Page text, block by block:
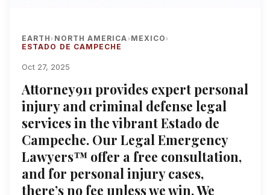
EARTH› NORTH AMERICA› MEXICO›
ESTADO DE CAMPECHE
Oct 27, 2025
Attorney911 provides expert personal
injury and criminal defense legal
services in the vibrant Estado de
Campeche. Our Legal Emergency
Lawyers™ offer a free consultation,
and for personal injury cases,
there’s no fee unless we win. We